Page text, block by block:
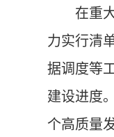
在重大
力实行清
据调度等
建设进度
个高质量